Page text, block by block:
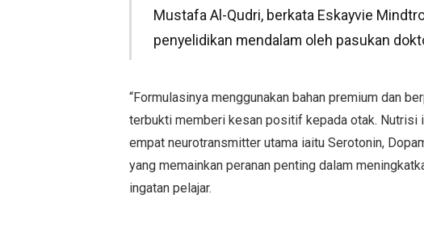
Mustafa Al-Qudri, berkata Eskayvie
penyelidikan mendalam oleh pasukan
“Formulasinya menggunakan bahan premium dan
terbukti memberi kesan positif kepada otak. Nutrisi
empat neurotransmitter utama iaitu Serotonin,
yang memainkan peranan penting dalam
ingatan pelajar.